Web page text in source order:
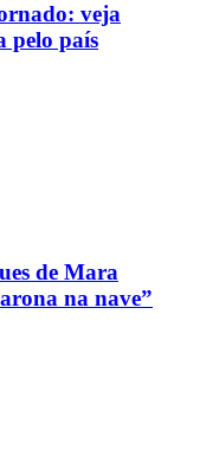
veja
pelo país
de Mara
na nave”